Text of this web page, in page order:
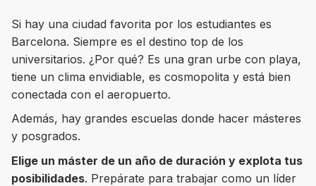
Agustina Fontirroig 23/11/2021
VER TODOS LOS PAÍSES
Estudia un Bachelor de IT en Cork
Si hay una ciudad favorita por los estudiantes es
Barcelona. Siempre es el destino top de los
universitarios. ¿Por qué? Es una gran urbe con playa,
tiene un clima envidiable, es cosmopolita y está bien
conectada con el aeropuerto.
Además, hay grandes escuelas donde hacer másteres
y posgrados.
Elige un máster de un año de duración y explota tus
posibilidades. Prepárate para trabajar como un líder